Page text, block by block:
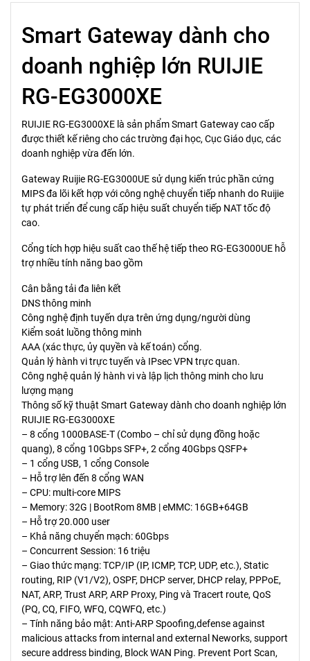
Smart Gateway dành cho
doanh nghiệp lớn RUIJIE
RG-EG3000XE
RUIJIE RG-EG3000XE là sản phẩm Smart Gateway cao cấp
được thiết kế riêng cho các trường đại học, Cục Giáo dục, các
doanh nghiệp vừa đến lớn.
Gateway Ruijie RG-EG3000UE sử dụng kiến ​​trúc phần cứng
MIPS đa lõi kết hợp với công nghệ chuyển tiếp nhanh do Ruijie
tự phát triển để cung cấp hiệu suất chuyển tiếp NAT tốc độ
cao.
Cổng tích hợp hiệu suất cao thế hệ tiếp theo RG-EG3000UE hỗ
trợ nhiều tính năng bao gồm
Cân bằng tải đa liên kết
DNS thông minh
Công nghệ định tuyến dựa trên ứng dụng/người dùng
Kiểm soát luồng thông minh
AAA (xác thực, ủy quyền và kế toán) cổng.
Quản lý hành vi trực tuyến và IPsec VPN trực quan.
Công nghệ quản lý hành vi và lập lịch thông minh cho lưu
lượng mạng
Thông số kỹ thuật Smart Gateway dành cho doanh nghiệp lớn
RUIJIE RG-EG3000XE
– 8 cổng 1000BASE-T (Combo – chỉ sử dụng đồng hoặc
quang), 8 cổng 10Gbps SFP+, 2 cổng 40Gbps QSFP+
– 1 cổng USB, 1 cổng Console
– Hỗ trợ lên đến 8 cổng WAN
– CPU: multi-core MIPS
– Memory: 32G | BootRom 8MB | eMMC: 16GB+64GB
– Hỗ trợ 20.000 user
– Khả năng chuyển mạch: 60Gbps
– Concurrent Session: 16 triệu
– Giao thức mạng: TCP/IP (IP, ICMP, TCP, UDP, etc.), Static
routing, RIP (V1/V2), OSPF, DHCP server, DHCP relay, PPPoE,
NAT, ARP, Trust ARP, ARP Proxy, Ping và Tracert route, QoS
(PQ, CQ, FIFO, WFQ, CQWFQ, etc.)
– Tính năng bảo mật: Anti-ARP Spoofing,defense against
malicious attacks from internal and external Neworks, support
secure address binding, Block WAN Ping. Prevent Port Scan,